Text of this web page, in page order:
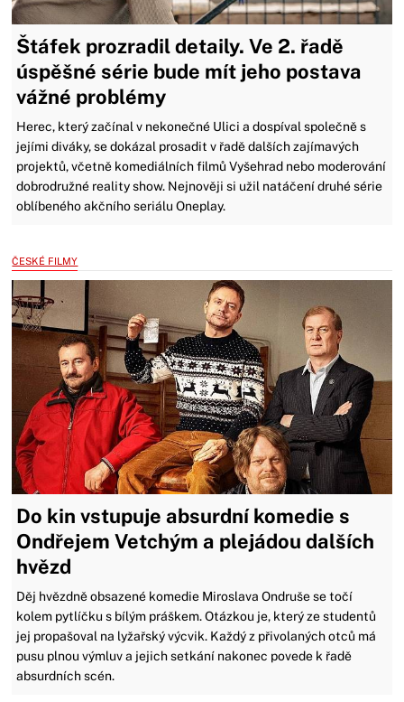
Štáfek prozradil detaily. Ve 2. řadě
úspěšné série bude mít jeho postava
vážné problémy
Herec, který začínal v nekonečné Ulici a dospíval společně s
jejími diváky, se dokázal prosadit v řadě dalších zajímavých
projektů, včetně komediálních filmů Vyšehrad nebo moderování
dobrodružné reality show. Nejnověji si užil natáčení druhé série
oblíbeného akčního seriálu Oneplay.
ČESKÉ FILMY
Do kin vstupuje absurdní komedie s
Ondřejem Vetchým a plejádou dalších
hvězd
Děj hvězdně obsazené komedie Miroslava Ondruše se točí
kolem pytlíčku s bílým práškem. Otázkou je, který ze studentů
jej propašoval na lyžařský výcvik. Každý z přivolaných otců má
pusu plnou výmluv a jejich setkání nakonec povede k řadě
absurdních scén.